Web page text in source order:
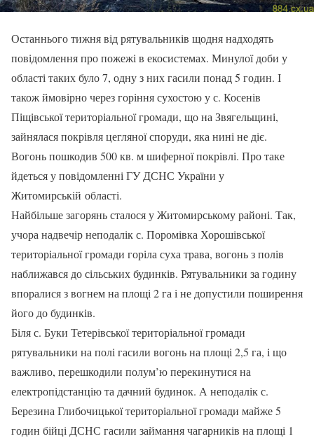
Останнього тижня від рятувальників щодня надходять
повідомлення про пожежі в екосистемах. Минулої доби у
області таких було 7, одну з них гасили понад 5 годин. І
також ймовірно через горіння сухостою у с. Косенів
Піщівської територіальної громади, що на Звягельщині,
зайнялася покрівля цегляної споруди, яка нині не діє.
Вогонь пошкодив 500 кв. м шиферної покрівлі. Про таке
йдеться у повідомленні ГУ ДСНС України у
Житомирській області.
Найбільше загорянь сталося у Житомирському районі. Так,
учора надвечір неподалік с. Поромівка Хорошівської
територіальної громади горіла суха трава, вогонь з полів
наближався до сільських будинків. Рятувальники за годину
впоралися з вогнем на площі 2 га і не допустили поширення
його до будинків.
Біля с. Буки Тетерівської територіальної громади
рятувальники на полі гасили вогонь на площі 2,5 га, і що
важливо, перешкодили полум’ю перекинутися на
електропідстанцію та дачний будинок. А неподалік с.
Березина Глибочицької територіальної громади майже 5
годин бійці ДСНС гасили займання чагарників на площі 1